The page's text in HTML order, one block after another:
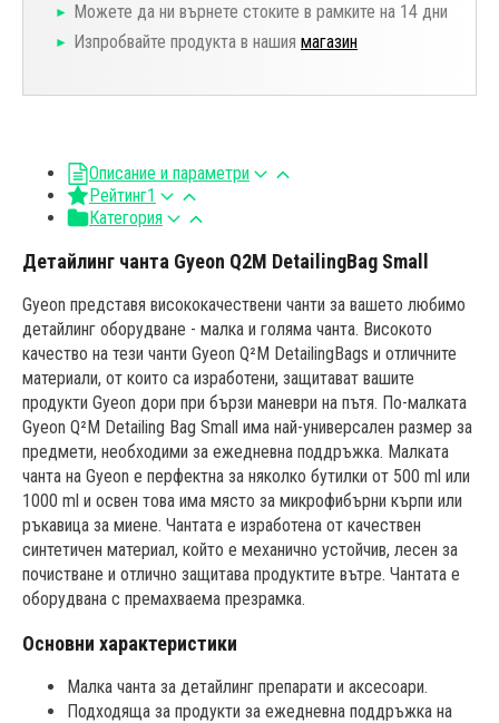
Можете да ни върнете стоките в рамките на 14 дни
Изпробвайте продукта в нашия магазин
Описание и параметри
Рейтинг1
Категория
Детайлинг чанта Gyeon Q2M DetailingBag Small
Gyeon представя висококачествени чанти за вашето любимо
детайлинг оборудване - малка и голяма чанта. Високото
качество на тези чанти Gyeon Q²M DetailingBags и отличните
материали, от които са изработени, защитават вашите
продукти Gyeon дори при бързи маневри на пътя. По-малката
Gyeon Q²M Detailing Bag Small има най-универсален размер за
предмети, необходими за ежедневна поддръжка. Малката
чанта на Gyeon е перфектна за няколко бутилки от 500 ml или
1000 ml и освен това има място за микрофибърни кърпи или
ръкавица за миене. Чантата е изработена от качествен
синтетичен материал, който е механично устойчив, лесен за
почистване и отлично защитава продуктите вътре. Чантата е
оборудвана с премахваема презрамка.
Основни характеристики
Малка чанта за детайлинг препарати и аксесоари.
Подходяща за продукти за ежедневна поддръжка на